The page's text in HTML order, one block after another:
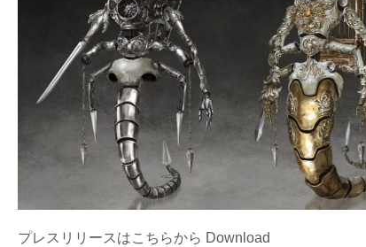
プレスリリースはこちらから Download